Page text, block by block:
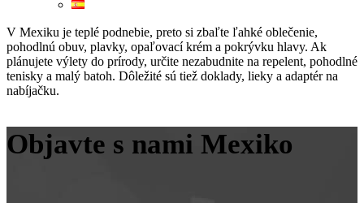
V Mexiku je teplé podnebie, preto si zbaľte ľahké oblečenie,
pohodlnú obuv, plavky, opaľovací krém a pokrývku hlavy. Ak
plánujete výlety do prírody, určite nezabudnite na repelent, pohodlné
tenisky a malý batoh. Dôležité sú tiež doklady, lieky a adaptér na
nabíjačku.
Objavte s nami Mexiko